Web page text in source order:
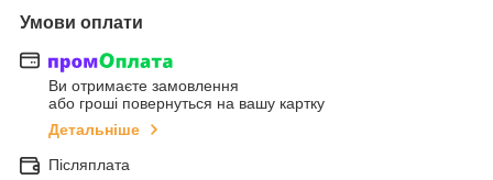
Умови оплати
Ви отримаєте замовлення
або гроші повернуться на вашу картку
Детальніше
Післяплата